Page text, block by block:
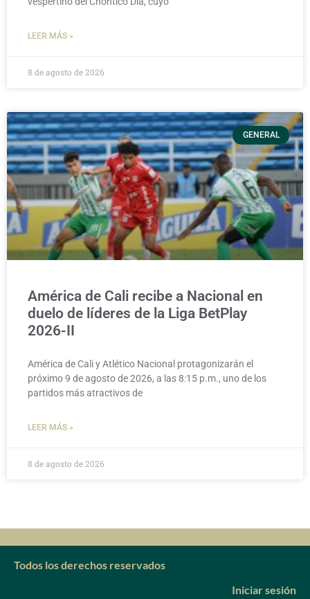
LEER MÁS »
8 de agosto de 2026
GENERAL
América de Cali recibe a Nacional en
duelo de líderes de la Liga BetPlay
2026-II
América de Cali y Atlético Nacional protagonizarán el
próximo 9 de agosto de 2026, a las 8:15 p.m., uno de los
partidos más atractivos de
LEER MÁS »
8 de agosto de 2026
Todos los derechos reservados
Iniciar sesión